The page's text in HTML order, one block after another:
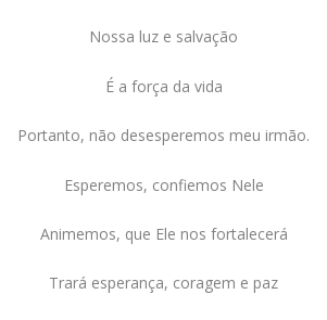
Nossa luz e salvação
É a força da vida
Portanto, não desesperemos meu irmão.
Esperemos, confiemos Nele
Animemos, que Ele nos fortalecerá
Trará esperança, coragem e paz